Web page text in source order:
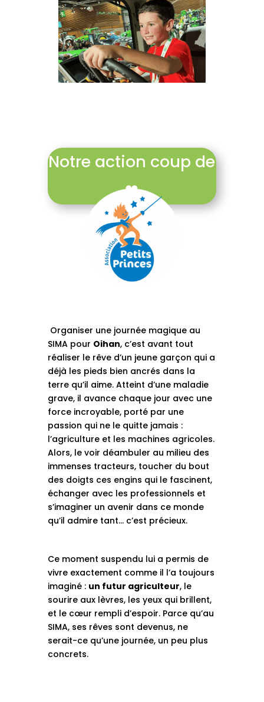
Notre action coup de
❤
Organiser une journée magique au
SIMA pour Oihan, c’est avant tout
réaliser le rêve d’un jeune garçon qui a
déjà les pieds bien ancrés dans la
terre qu’il aime. Atteint d’une maladie
grave, il avance chaque jour avec une
force incroyable, porté par une
passion qui ne le quitte jamais :
l’agriculture et les machines agricoles.
Alors, le voir déambuler au milieu des
immenses tracteurs, toucher du bout
des doigts ces engins qui le fascinent,
échanger avec les professionnels et
s’imaginer un avenir dans ce monde
qu’il admire tant… c’est précieux.
Ce moment suspendu lui a permis de
vivre exactement comme il l’a toujours
imaginé : un futur agriculteur, le
sourire aux lèvres, les yeux qui brillent,
et le cœur rempli d’espoir. Parce qu’au
SIMA, ses rêves sont devenus, ne
serait-ce qu’une journée, un peu plus
concrets.